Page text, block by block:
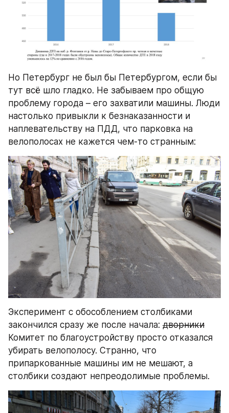
Но Петербург не был бы Петербургом, если бы
тут всё шло гладко. Не забываем про общую
проблему города – его захватили машины. Люди
настолько привыкли к безнаказанности и
наплевательству на ПДД, что парковка на
велополосах не кажется чем-то странным:
Эксперимент с обособлением столбиками
закончился сразу же после начала: дворники
Комитет по благоустройству просто отказался
убирать велополосу. Странно, что
припаркованные машины им не мешают, а
столбики создают непреодолимые проблемы.